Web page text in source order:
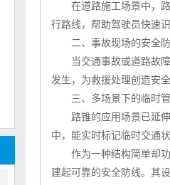
在道路施工场景中，
行路线，帮助驾驶员快速
二、事故现场的安全防
当交通事故或道路故障
发生，为救援处理创造安
三、多场景下的临时管
路锥的应用场景已延
中，能实时标记临时交通
作为一种结构简单却功
建起可靠的安全防线。其